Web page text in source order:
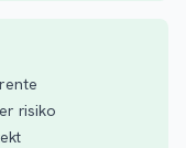
risiko